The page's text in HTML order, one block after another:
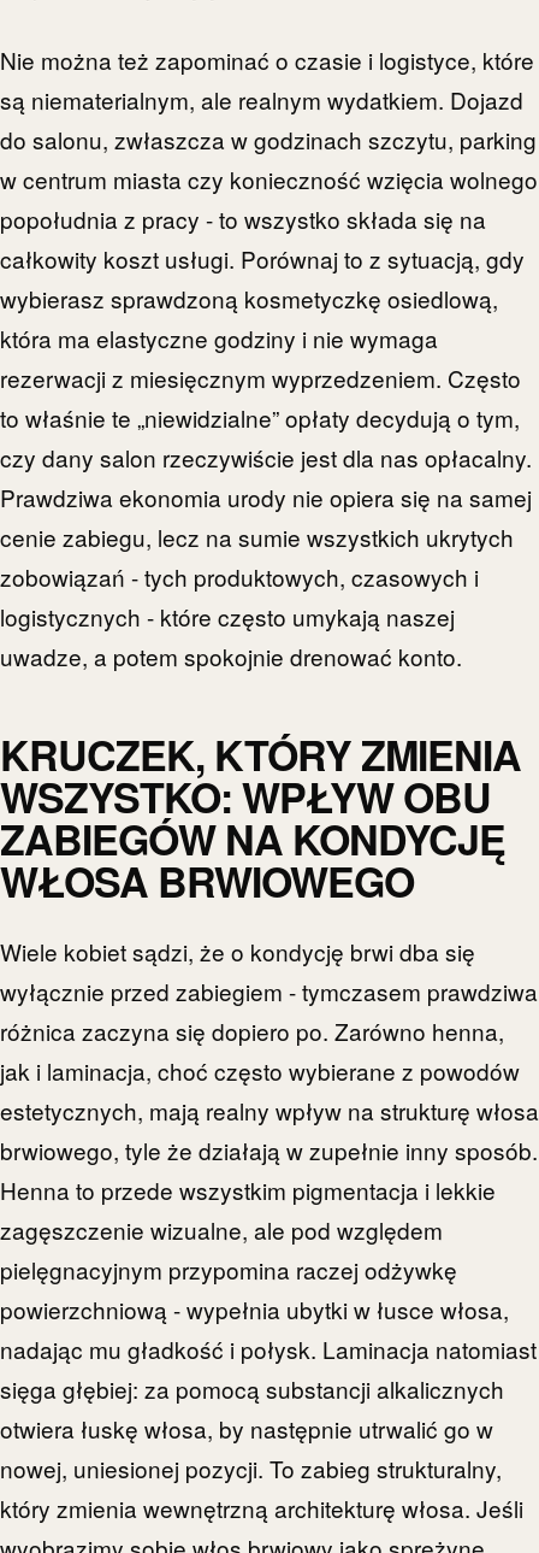
Nie można też zapominać o czasie i logistyce, które
są niematerialnym, ale realnym wydatkiem. Dojazd
do salonu, zwłaszcza w godzinach szczytu, parking
w centrum miasta czy konieczność wzięcia wolnego
popołudnia z pracy - to wszystko składa się na
całkowity koszt usługi. Porównaj to z sytuacją, gdy
wybierasz sprawdzoną kosmetyczkę osiedlową,
która ma elastyczne godziny i nie wymaga
rezerwacji z miesięcznym wyprzedzeniem. Często
to właśnie te „niewidzialne” opłaty decydują o tym,
czy dany salon rzeczywiście jest dla nas opłacalny.
Prawdziwa ekonomia urody nie opiera się na samej
cenie zabiegu, lecz na sumie wszystkich ukrytych
zobowiązań - tych produktowych, czasowych i
logistycznych - które często umykają naszej
uwadze, a potem spokojnie drenować konto.
KRUCZEK, KTÓRY ZMIENIA
WSZYSTKO: WPŁYW OBU
ZABIEGÓW NA KONDYCJĘ
WŁOSA BRWIOWEGO
Wiele kobiet sądzi, że o kondycję brwi dba się
wyłącznie przed zabiegiem - tymczasem prawdziwa
różnica zaczyna się dopiero po. Zarówno henna,
jak i laminacja, choć często wybierane z powodów
estetycznych, mają realny wpływ na strukturę włosa
brwiowego, tyle że działają w zupełnie inny sposób.
Henna to przede wszystkim pigmentacja i lekkie
zagęszczenie wizualne, ale pod względem
pielęgnacyjnym przypomina raczej odżywkę
powierzchniową - wypełnia ubytki w łusce włosa,
nadając mu gładkość i połysk. Laminacja natomiast
sięga głębiej: za pomocą substancji alkalicznych
otwiera łuskę włosa, by następnie utrwalić go w
nowej, uniesionej pozycji. To zabieg strukturalny,
który zmienia wewnętrzną architekturę włosa. Jeśli